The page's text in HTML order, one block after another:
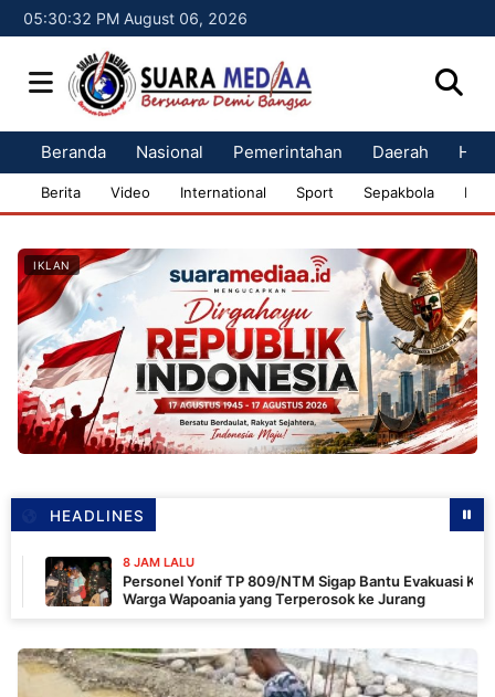
05:30:33 PM August 06, 2026
Beranda Nasional Pemerintahan Daerah
Berita Video International Sport Sepakbola
IKLAN
HEADLINES
8 JAM LALU
Personel Yonif TP 809/NTM Sigap Bantu Evakuasi Kendaraan
Warga Wapoania yang Terperosok ke Jurang